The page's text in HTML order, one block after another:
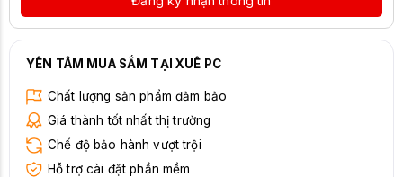
YÊN TÂM MUA SẮM TẠI XUÊ PC
Chất lượng sản phẩm đảm bảo
Giá thành tốt nhất thị trường
Chế độ bảo hành vượt trội
Hỗ trợ cài đặt phần mềm